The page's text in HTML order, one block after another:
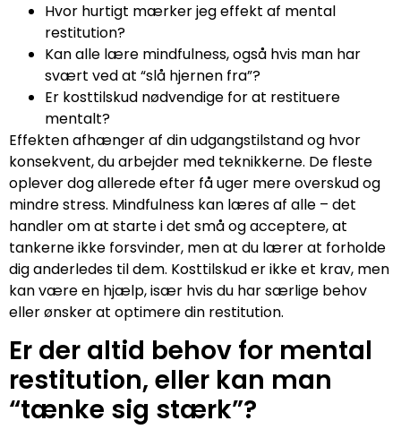
Hvor hurtigt mærker jeg effekt af mental
restitution?
Kan alle lære mindfulness, også hvis man har
svært ved at “slå hjernen fra”?
Er kosttilskud nødvendige for at restituere
mentalt?
Effekten afhænger af din udgangstilstand og hvor
konsekvent, du arbejder med teknikkerne. De fleste
oplever dog allerede efter få uger mere overskud og
mindre stress. Mindfulness kan læres af alle – det
handler om at starte i det små og acceptere, at
tankerne ikke forsvinder, men at du lærer at forholde
dig anderledes til dem. Kosttilskud er ikke et krav, men
kan være en hjælp, især hvis du har særlige behov
eller ønsker at optimere din restitution.
Er der altid behov for mental
restitution, eller kan man
“tænke sig stærk”?